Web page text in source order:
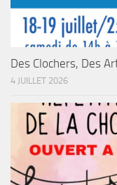
Des Clochers, Des
4 JUILLET 2026